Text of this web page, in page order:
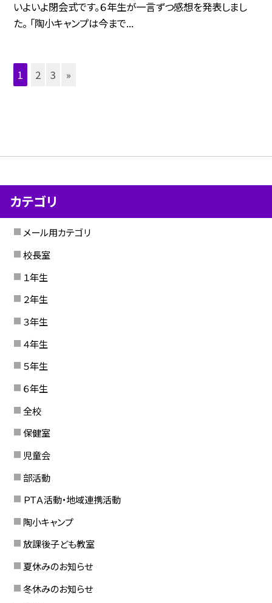
いよいよ閉会式です。６年生が一言ずつ感想を発表しまし
た。 「陶小キャンプは今まで...
1 2 3 »
カテゴリ
メール用カテゴリ
校長室
１年生
２年生
３年生
４年生
５年生
６年生
全校
保健室
児童会
部活動
ＰＴＡ活動・地域連携活動
陶小キャンプ
放課後子ども教室
夏休みのお知らせ
冬休みのお知らせ